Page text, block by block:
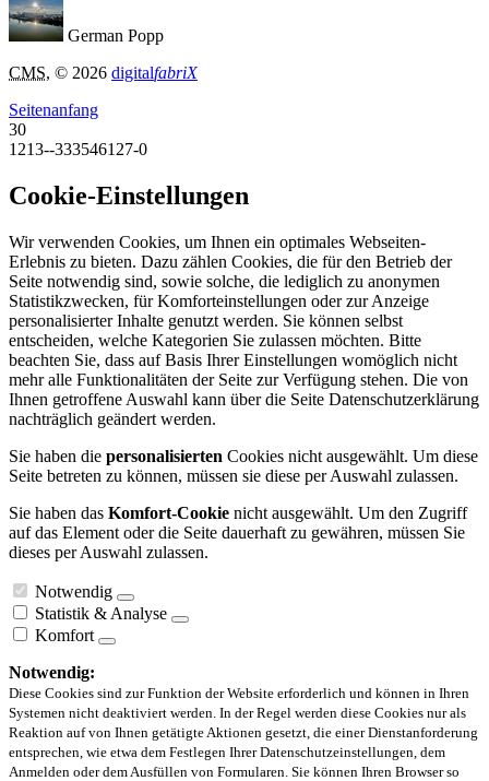
German Popp
CMS, © 2026 digitalfabriX
Seitenanfang
30
1213--333546127-0
Cookie-Einstellungen
Wir verwenden Cookies, um Ihnen ein optimales Webseiten-
Erlebnis zu bieten. Dazu zählen Cookies, die für den Betrieb der
Seite notwendig sind, sowie solche, die lediglich zu anonymen
Statistikzwecken, für Komforteinstellungen oder zur Anzeige
personalisierter Inhalte genutzt werden. Sie können selbst
entscheiden, welche Kategorien Sie zulassen möchten. Bitte
beachten Sie, dass auf Basis Ihrer Einstellungen womöglich nicht
mehr alle Funktionalitäten der Seite zur Verfügung stehen. Die von
Ihnen getroffene Auswahl kann über die Seite Datenschutzerklärung
nachträglich geändert werden.
Sie haben die personalisierten Cookies nicht ausgewählt. Um diese
Seite betreten zu können, müssen sie diese per Auswahl zulassen.
Sie haben das Komfort-Cookie nicht ausgewählt. Um den Zugriff
auf das Element oder die Seite dauerhaft zu gewähren, müssen Sie
dieses per Auswahl zulassen.
Notwendig
Statistik & Analyse
Komfort
Notwendig:
Diese Cookies sind zur Funktion der Website erforderlich und können in Ihren
Systemen nicht deaktiviert werden. In der Regel werden diese Cookies nur als
Reaktion auf von Ihnen getätigte Aktionen gesetzt, die einer Dienstanforderung
entsprechen, wie etwa dem Festlegen Ihrer Datenschutzeinstellungen, dem
Anmelden oder dem Ausfüllen von Formularen. Sie können Ihren Browser so